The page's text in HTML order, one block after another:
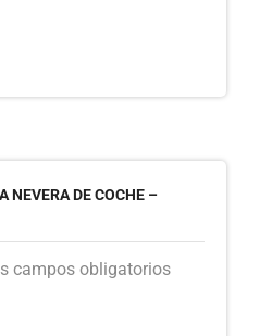
NEVERA DE COCHE –
campos obligatorios